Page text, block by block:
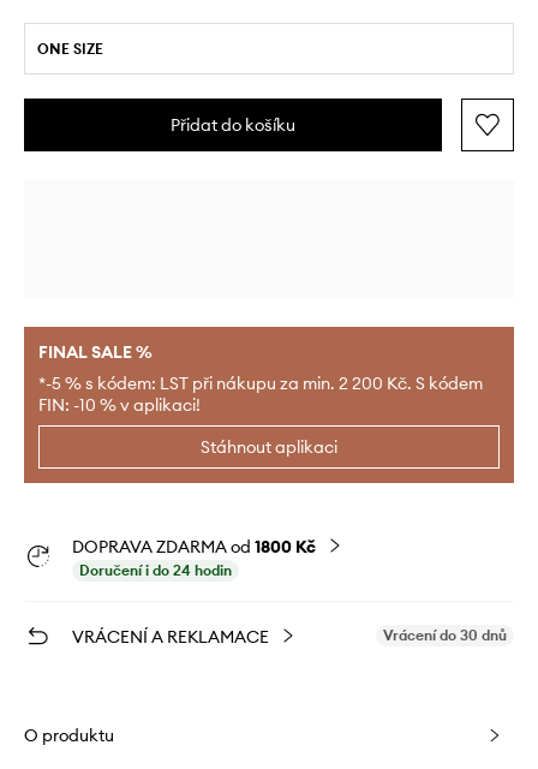
ONE SIZE
Přidat do košíku
FINAL SALE %
*-5 % s kódem: LST při nákupu za min. 2 200 Kč. S kódem
FIN: -10 % v aplikaci!
Stáhnout aplikaci
DOPRAVA ZDARMA od 1800 Kč
Doručení i do 24 hodin
VRÁCENÍ A REKLAMACE Vrácení do 30 dnů
O produktu